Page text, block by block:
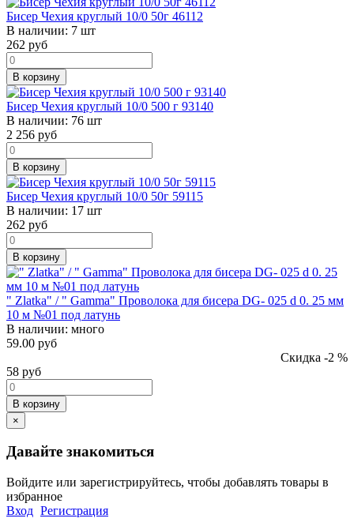
Бисер Чехия круглый 10/0 50г 46112
В наличии: 7 шт
262 руб
В корзину
Бисер Чехия круглый 10/0 500 г 93140
В наличии: 76 шт
2 256 руб
В корзину
Бисер Чехия круглый 10/0 50г 59115
В наличии: 17 шт
262 руб
В корзину
" Zlatka" / " Gamma" Проволока для бисера DG- 025 d 0. 25 мм
10 м №01 под латунь
В наличии: много
59.00 руб
Скидка -2 %
58 руб
В корзину
×
Давайте знакомиться
Войдите или зарегистрируйтесь, чтобы добавлять товары в
избранное
Вход Регистрация